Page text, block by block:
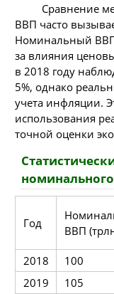
Сравнение
ВВП часто
Номинальный
за влияния
в 2018 году
5%, однако
учета инфляции.
использования
точной оценки
Год
ВВП
2018
100
2019
105